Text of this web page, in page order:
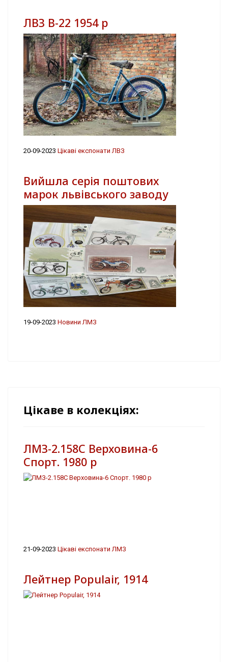
ЛВЗ В-22 1954 р
20-09-2023 Цікаві експонати ЛВЗ
Вийшла серія поштових
марок львівського заводу
19-09-2023 Новини ЛМЗ
Цікаве в колекціях:
ЛМЗ-2.158С Верховина-6
Спорт. 1980 р
21-09-2023 Цікаві експонати ЛМЗ
Лейтнер Populair, 1914